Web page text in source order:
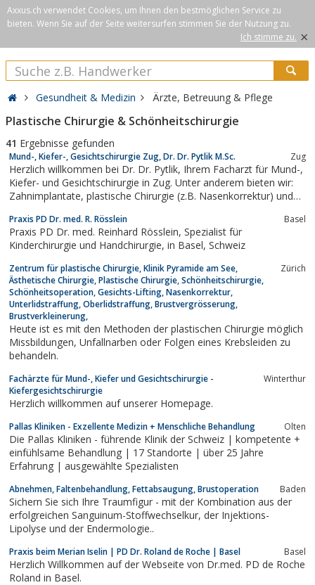
Axxus.ch verwendet Cookies, um Ihnen den bestmöglichen Service zu
bieten. Wenn Sie auf der Seite weitersurfen stimmen Sie der Nutzung zu.
Ich stimme zu. ×
Gesundheit & Medizin Ärzte, Betreuung & Pflege
Plastische Chirurgie & Schönheitschirurgie
41 Ergebnisse gefunden
Mund-, Kiefer-, Gesichtschirurgie Zug, Dr. Dr. Pytlik M.Sc. Zug
Herzlich willkommen bei Dr. Dr. Pytlik, Ihrem Facharzt für Mund-,
Kiefer- und Gesichtschirurgie in Zug. Unter anderem bieten wir:
Zahn­implantate, plastische Chirurgie (z.B. Nasenkorrektur) und
Praxis PD Dr. med. R. Rösslein Basel
Praxis PD Dr. med. Reinhard Rösslein, Spezialist für
Kinderchirurgie und Handchirurgie, in Basel, Schweiz
Zentrum für plastische Chirurgie, Klinik Pyramide am See,
Ästhetische Chirurgie, Plastische Chirurgie, Schönheitschirurgie,
Schönheitsoperation, Gesichts-Lifting, Nasenkorrektur,
Unterlidstraffung, Oberlidstraffung, Brustvergrösserung,
Brustverkleinerung,
Zürich
Heute ist es mit den Methoden der plastischen Chirurgie möglich
Missbildungen, Unfallnarben oder Folgen eines Krebsleiden zu
behandeln.
Fachärzte für Mund-, Kiefer und Gesichtschirurgie -
Kiefergesichtschirurgie
Winterthur
Herzlich willkommen auf unserer Homepage.
Pallas Kliniken - Exzellente Medizin + Menschliche Behandlung Olten
Die Pallas Kliniken - führende Klinik der Schweiz | kompetente +
einfühlsame Behandlung | 17 Standorte | über 25 Jahre
Erfahrung | ausgewählte Spezialisten
Abnehmen, Faltenbehandlung, Fettabsaugung, Brustoperation Baden
Sichern Sie sich Ihre Traumfigur - mit der Kombination aus der
erfolgreichen Sanguinum-Stoffwechselkur, der Injektions-
Lipolyse und der Endermologie..
Praxis beim Merian Iselin | PD Dr. Roland de Roche | Basel Basel
Herzlich Willkommen auf der Webseite von Dr.med. PD de Roche
Roland in Basel.